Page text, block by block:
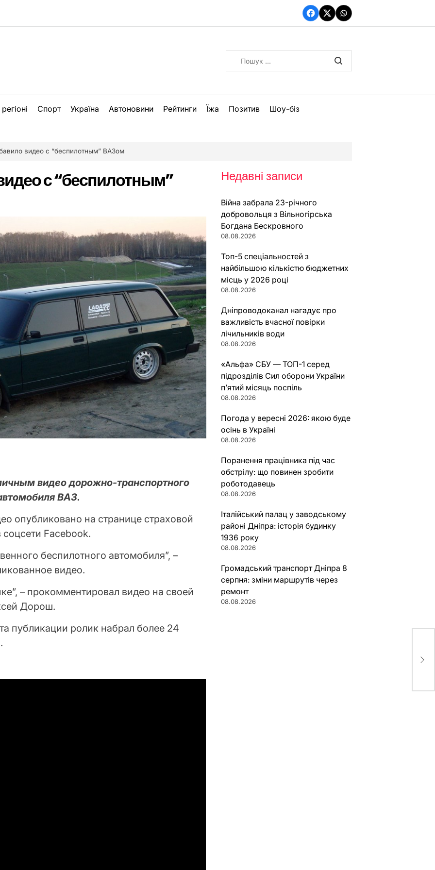
Facebook
TwitterWhatsApp
Спорт Україна Автоновини Рейтинги Їжа Позитив Шоу-біз
видео с “беспилотным” ВАЗом
с “беспилотным”
видео дорожно-транспортного
ВАЗ.
опубликовано на странице страховой
соцсети Facebook.
беспилотного автомобиля”, –
видео.
– прокомментировал видео на своей
Дорош.
публикации ролик набрал более 24
Недавні записи
Війна забрала 23-річного
добровольця з Вільногірська
Богдана Бескровного
08.08.2026
Топ-5 спеціальностей з
найбільшою кількістю бюджетних
місць у 2026 році
08.08.2026
Дніпроводоканал нагадує про
важливість вчасної повірки
лічильників води
08.08.2026
«Альфа» СБУ — ТОП-1 серед
підрозділів Сил оборони України
п’ятий місяць поспіль
08.08.2026
Погода у вересні 2026: якою буде
осінь в Україні
08.08.2026
Поранення працівника під час
обстрілу: що повинен зробити
роботодавець
08.08.2026
Італійський палац у заводському
районі Дніпра: історія будинку
1936 року
08.08.2026
Громадський транспорт Дніпра 8
серпня: зміни маршрутів через
ремонт
08.08.2026